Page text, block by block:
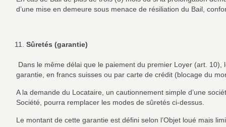
d’une mise en demeure sous menace de résiliation du Bail,
Sûretés (garantie)
Dans le même délai que le paiement du premier Loyer (art.
garantie, en francs suisses ou par carte de crédit (blocage du
A la demande du Locataire, un cautionnement simple d’une
Société, pourra remplacer les modes de sûretés ci-dessus.
Le montant de cette garantie est défini selon l’Objet loué mais